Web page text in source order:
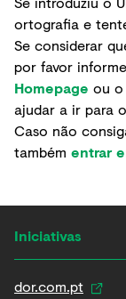
ortografia e
Se considerar
por favor
Homepage ou o
ajudar a ir para
Caso não
também entrar
Iniciativas
dor.com.pt